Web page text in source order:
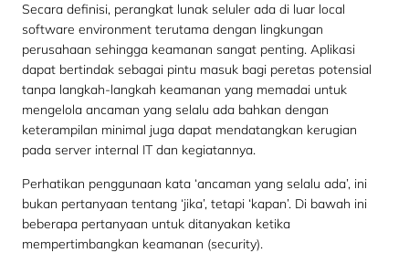
Secara definisi, perangkat lunak seluler ada di luar local
software environment terutama dengan lingkungan
perusahaan sehingga keamanan sangat penting. Aplikasi
dapat bertindak sebagai pintu masuk bagi peretas potensial
tanpa langkah-langkah keamanan yang memadai untuk
mengelola ancaman yang selalu ada bahkan dengan
keterampilan minimal juga dapat mendatangkan kerugian
pada server internal IT dan kegiatannya.
Perhatikan penggunaan kata ‘ancaman yang selalu ada’, ini
bukan pertanyaan tentang ‘jika’, tetapi ‘kapan’. Di bawah ini
beberapa pertanyaan untuk ditanyakan ketika
mempertimbangkan keamanan (security).